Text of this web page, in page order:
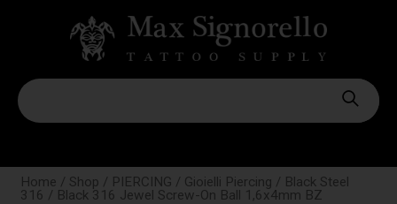
Home / Shop / PIERCING / Gioielli Piercing / Black Steel
316 / Black 316 Jewel Screw-On Ball 1,6x4mm BZ